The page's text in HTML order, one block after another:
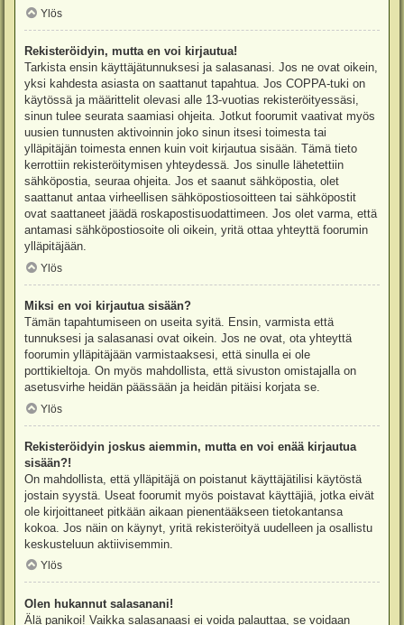
Ylös
Rekisteröidyin, mutta en voi kirjautua!
Tarkista ensin käyttäjätunnuksesi ja salasanasi. Jos ne ovat oikein,
yksi kahdesta asiasta on saattanut tapahtua. Jos COPPA-tuki on
käytössä ja määrittelit olevasi alle 13-vuotias rekisteröityessäsi,
sinun tulee seurata saamiasi ohjeita. Jotkut foorumit vaativat myös
uusien tunnusten aktivoinnin joko sinun itsesi toimesta tai
ylläpitäjän toimesta ennen kuin voit kirjautua sisään. Tämä tieto
kerrottiin rekisteröitymisen yhteydessä. Jos sinulle lähetettiin
sähköpostia, seuraa ohjeita. Jos et saanut sähköpostia, olet
saattanut antaa virheellisen sähköpostiosoitteen tai sähköpostit
ovat saattaneet jäädä roskapostisuodattimeen. Jos olet varma, että
antamasi sähköpostiosoite oli oikein, yritä ottaa yhteyttä foorumin
ylläpitäjään.
Ylös
Miksi en voi kirjautua sisään?
Tämän tapahtumiseen on useita syitä. Ensin, varmista että
tunnuksesi ja salasanasi ovat oikein. Jos ne ovat, ota yhteyttä
foorumin ylläpitäjään varmistaaksesi, että sinulla ei ole
porttikieltoja. On myös mahdollista, että sivuston omistajalla on
asetusvirhe heidän päässään ja heidän pitäisi korjata se.
Ylös
Rekisteröidyin joskus aiemmin, mutta en voi enää kirjautua
sisään?!
On mahdollista, että ylläpitäjä on poistanut käyttäjätilisi käytöstä
jostain syystä. Useat foorumit myös poistavat käyttäjiä, jotka eivät
ole kirjoittaneet pitkään aikaan pienentääkseen tietokantansa
kokoa. Jos näin on käynyt, yritä rekisteröityä uudelleen ja osallistu
keskusteluun aktiivisemmin.
Ylös
Olen hukannut salasanani!
Älä panikoi! Vaikka salasanaasi ei voida palauttaa, se voidaan